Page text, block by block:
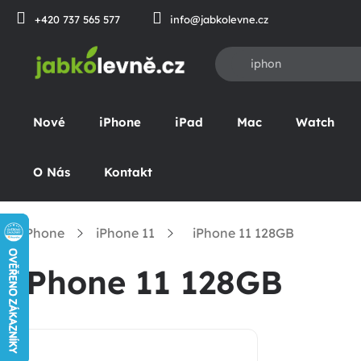
Přejít
+420 737 565 577 info@jabkolevne.cz
Nové iPhone iPad Mac Watch
O Nás Kontakt
iPhone iPhone 11 iPhone 11 128GB
iPhone 11 128GB
P